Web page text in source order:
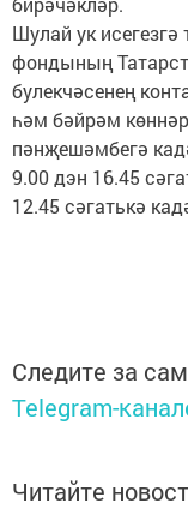
Шулай ук
фондының
булекчәсенең
һәм бәйрәм
пәнҗешәмбегә
9.00 дэн 16.45
12.45 сәгатькә
Следите за
Telegram-
Читайте